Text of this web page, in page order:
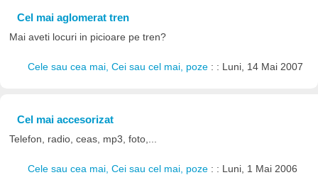
Cel mai aglomerat tren
Mai aveti locuri in picioare pe tren?
Cele sau cea mai, Cei sau cel mai, poze : : Luni, 14 Mai 2007
Cel mai accesorizat
Telefon, radio, ceas, mp3, foto,...
Cele sau cea mai, Cei sau cel mai, poze : : Luni, 1 Mai 2006